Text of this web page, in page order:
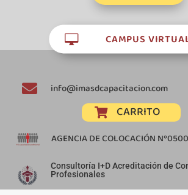
 CAMPUS
 info@imasdcapacitacion.com
 CARRITO
AGENCIA DE COLOCACIÓN
Consultoría I+D Acreditación de
Profesionales